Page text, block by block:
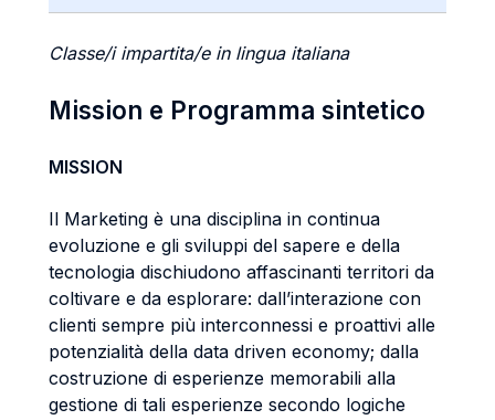
Classe/i impartita/e in lingua italiana
Mission e Programma sintetico
MISSION
Il Marketing è una disciplina in continua
evoluzione e gli sviluppi del sapere e della
tecnologia dischiudono affascinanti territori da
coltivare e da esplorare: dall’interazione con
clienti sempre più interconnessi e proattivi alle
potenzialità della data driven economy; dalla
costruzione di esperienze memorabili alla
gestione di tali esperienze secondo logiche